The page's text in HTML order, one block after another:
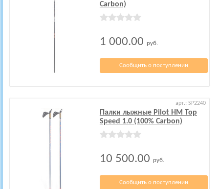
Carbon)
1 000.00 руб.
Сообщить о поступлении
арт.: SP2240
Палки лыжные Pilot HM Top
Speed 1.0 (100% Carbon)
10 500.00 руб.
Сообщить о поступлении